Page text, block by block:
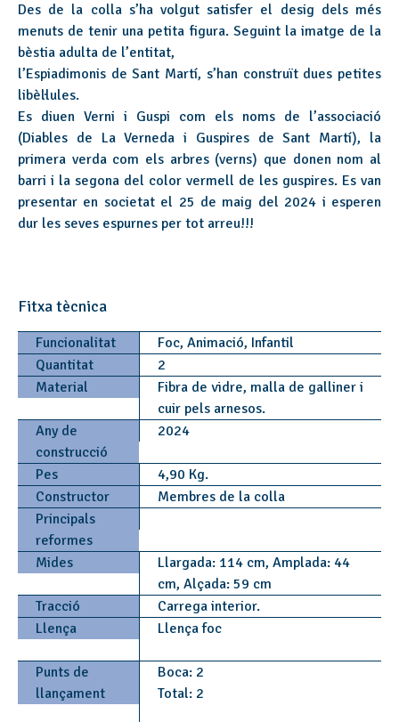
Des de la colla s’ha volgut satisfer el desig dels més
menuts de tenir una petita figura. Seguint la imatge de la
bèstia adulta de l’entitat,
l’Espiadimonis de Sant Martí, s’han construït dues petites
libèl·lules.
Es diuen Verni i Guspi com els noms de l’associació
(Diables de La Verneda i Guspires de Sant Martí), la
primera verda com els arbres (verns) que donen nom al
barri i la segona del color vermell de les guspires. Es van
presentar en societat el 25 de maig del 2024 i esperen
dur les seves espurnes per tot arreu!!!
Fitxa tècnica
Funcionalitat
Foc, Animació, Infantil
Quantitat
2
Material
Fibra de vidre, malla de galliner i
cuir pels arnesos.
Any de
construcció
2024
Pes
4,90 Kg.
Constructor
Membres de la colla
Principals
reformes
Mides
Llargada: 114 cm, Amplada: 44
cm, Alçada: 59 cm
Tracció
Carrega interior.
Llença
Llença foc
Punts de
llançament
Boca: 2
Total: 2